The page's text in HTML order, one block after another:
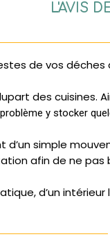
L'AVIS
de vos
des
y stocker
simple
afin de ne
d’un